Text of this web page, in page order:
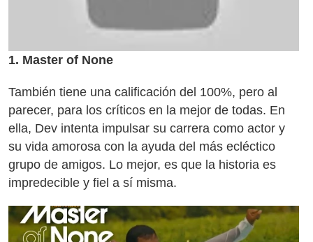
1. Master of None
También tiene una calificación del 100%, pero al
parecer, para los críticos en la mejor de todas. En
ella, Dev intenta impulsar su carrera como actor y
su vida amorosa con la ayuda del más ecléctico
grupo de amigos. Lo mejor, es que la historia es
impredecible y fiel a sí misma.